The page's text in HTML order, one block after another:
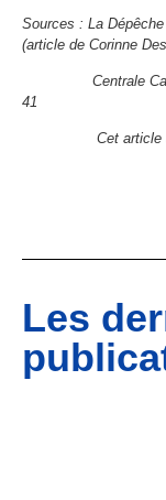
Sources : La
(article de Corinne
Centrale Canine
41
Cet article
Les